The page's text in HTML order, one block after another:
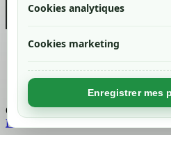
Cookies analytiques
Cookies marketing
Enregistrer mes
Created by
Chargement...
Retour en haut